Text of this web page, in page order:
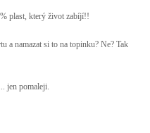
plast, který život zabíjí!!
a namazat si to na topinku? Ne? Tak
jen pomaleji.